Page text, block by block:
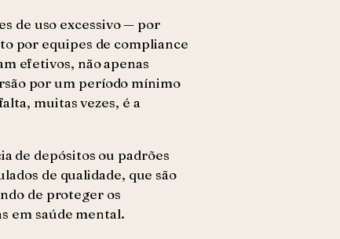
de uso excessivo — por
por equipes de compliance
efetivos, não apenas
por um período mínimo
muitas vezes, é a
de depósitos ou padrões
de qualidade, que são
de proteger os
em saúde mental.